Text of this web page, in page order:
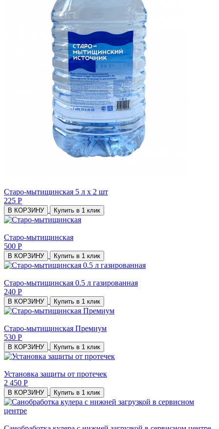
Старо-мытищинская 5 л х 2 шт
225 Р
В КОРЗИНУ Купить в 1 клик
Старо-мытищинская
500 Р
В КОРЗИНУ Купить в 1 клик
Старо-мытищинская 0.5 л газированная
240 Р
В КОРЗИНУ Купить в 1 клик
Старо-мытищинская Премиум
530 Р
В КОРЗИНУ Купить в 1 клик
Установка защиты от протечек
2 450 Р
В КОРЗИНУ Купить в 1 клик